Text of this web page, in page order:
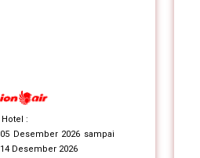
Hotel :
05 Desember 2026 sampai
14 Desember 2026